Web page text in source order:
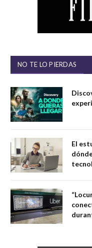
NO TE LO PIERDAS
El